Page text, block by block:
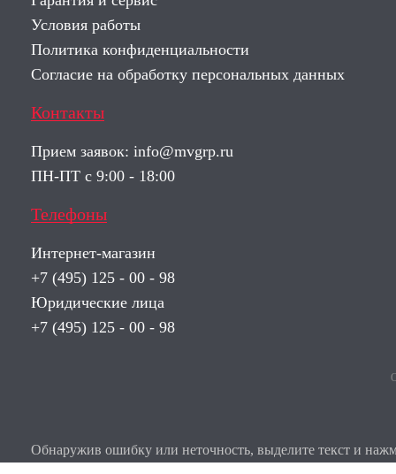
Условия работы
Политика конфиденциальности
Согласие на обработку персональных данных
Контакты
Прием заявок: info@mvgrp.ru
ПН-ПТ с 9:00 - 18:00
Телефоны
Интернет-магазин
+7 (495) 125 - 00 - 98
Юридические лица
+7 (495) 125 - 00 - 98
Обнаружив ошибку или неточность, выделите текст и